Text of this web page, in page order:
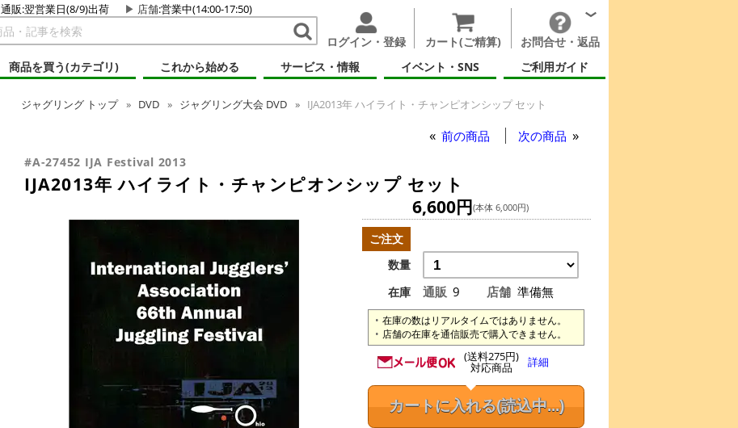
通販:翌営業日(8/9)出荷 店舗:営業中(14:00-17:50)
ログイン・登録 カート(ご精算)
お問合せ・返品
商品を買う(カテゴリ)
これから始める サービス・情報 イベント・SNS ご利用ガイド
ジャグリング トップ DVD ジャグリング大会 DVD IJA2013年 ハイライト・チャンピオンシップ セット
前の商品 次の商品
#A-27452 IJA Festival 2013
IJA2013年 ハイライト・チャンピオンシップ セット
6,600円(本体 6,000円)
ご注文
数量
在庫
通販 9 店舗 準備無
在庫の数はリアルタイムではありません。
店舗の在庫を通信販売で購入できません。
(送料275円)
対応商品 詳細
カートに入れる(読込中...)